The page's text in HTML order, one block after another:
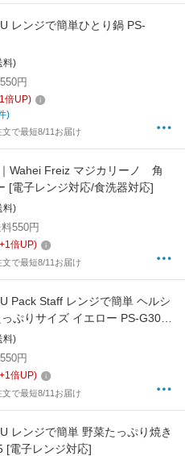
レンジで簡単ひとり鍋 PS-
料)
円
1倍UP)
)
で最短8/11お届け
Wahei Freiz マジカリーノ 角
[電子レンジ対応/食洗器対応]
料)
550円
1倍UP)
で最短8/11お届け
Pack Staff レンジで簡単 ヘルシ
ぷりサイズ イエロー PS-G305
]
料)
円
1倍UP)
で最短8/11お届け
レンジで簡単 野菜たっぷり焼き
[電子レンジ対応]